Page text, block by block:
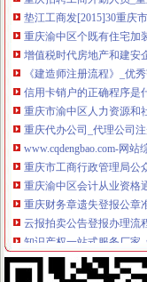
重庆渝中区个既有住宅加
增值税时代房地产和建安
《建造师注册流程》_优
信用卡销户的正确程序是
重庆市渝中区人力资源和
重庆代办公司_代理公司
www.cqdengbao.com-网
重庆市工商行政管理局公
重庆渝中区会计从业资格
重庆财务章遗失登报公章
云报拍卖公告登报办理流
知识产权一站式服务厂家
重庆“互联网+商务服务·
分分送金可提款>>>分分
【品牌经理招聘】重庆